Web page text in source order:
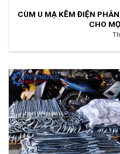
CÙM U MẠ KẼM ĐIỆN
CHO